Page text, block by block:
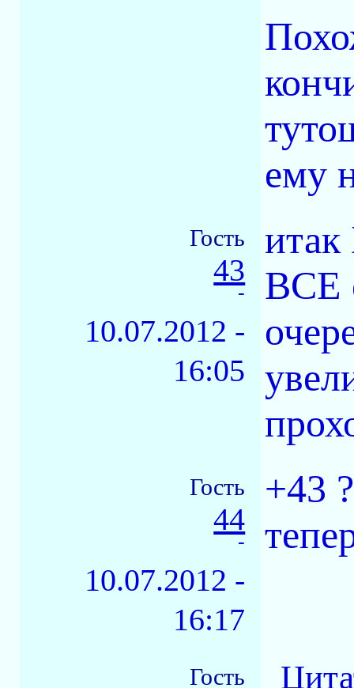
ему
Гость
43
-
10.07.2012 -
16:05
итак
ВСЕ
Гость
44
-
10.07.2012 -
16:17
+43
Гость